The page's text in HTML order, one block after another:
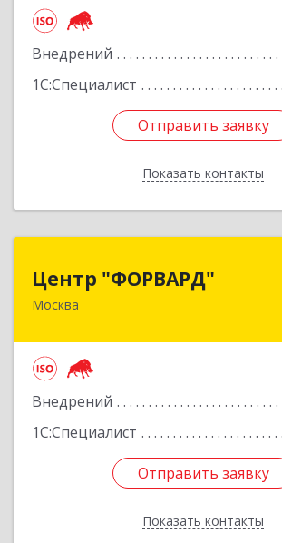
Внедрений
1С:Специалист
Отправить заявку
Показать контакты
Отправить заявку
Назад
Центр "ФОРВАРД"
Москва
Внедрений
1С:Специалист
Отправить заявку
Показать контакты
123060, Москва г, Маршала
Отправить заявку
Назад